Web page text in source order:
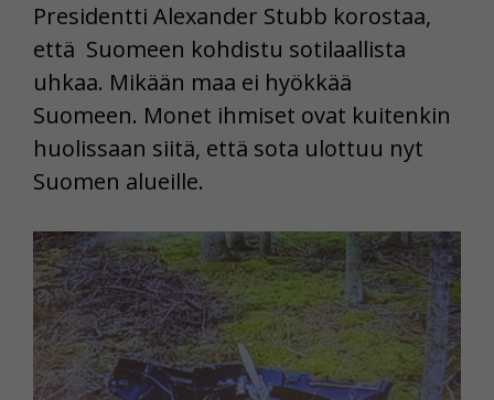
Presidentti Alexander Stubb korostaa,
että Suomeen kohdistu sotilaallista
uhkaa. Mikään maa ei hyökkää
Suomeen. Monet ihmiset ovat kuitenkin
huolissaan siitä, että sota ulottuu nyt
Suomen alueille.